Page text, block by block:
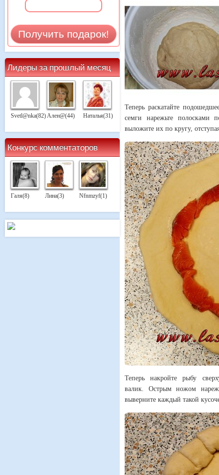
Лидеры за прошлый месяц
Svetl@nka(82)Ален@(44) Наталья(31)
Конкурс комментаторов
Галя(8) Лина(3) Nfnmzyf(1)
Теперь раскатайте
семги нарежьте полосками
выложите их по кругу,
Теперь накройте рыбу
валик. Острым ножом
выверните каждый такой